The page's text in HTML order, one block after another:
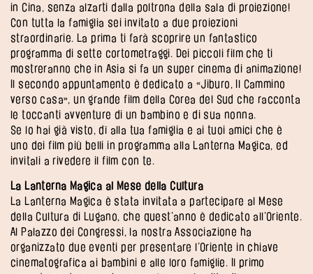
in Cina, senza alzarti dalla poltrona della sala di proiezione!
Con tutta la famiglia sei invitato a due proiezioni
straordinarie. La prima ti farà scoprire un fantastico
programma di sette cortometraggi. Dei piccoli film che ti
mostreranno che in Asia si fa un super cinema di animazione!
Il secondo appuntamento è dedicato a «Jiburo, Il Cammino
verso casa», un grande film della Corea del Sud che racconta
le toccanti avventure di un bambino e di sua nonna.
Se lo hai già visto, dì alla tua famiglia e ai tuoi amici che è
uno dei film più belli in programma alla Lanterna Magica, ed
invitali a rivedere il film con te.
La Lanterna Magica al Mese della Cultura
La Lanterna Magica è stata invitata a partecipare al Mese
della Cultura di Lugano, che quest’anno è dedicato all’Oriente.
Al Palazzo dei Congressi, la nostra Associazione ha
organizzato due eventi per presentare l’Oriente in chiave
cinematografica ai bambini e alle loro famiglie. Il primo